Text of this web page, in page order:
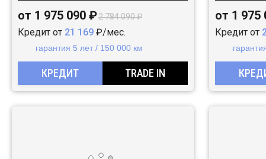
от 1 975 090 ₽2 784 090 ₽
Кредит от 21 169 ₽/мес.
гарантия 5 лет / 150 000 км
КРЕДИТ TRADE IN
от 1 975
Кредит от